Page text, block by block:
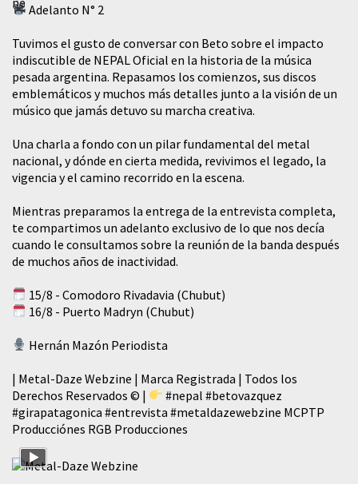
Adelanto N° 2
Tuvimos el gusto de conversar con Beto sobre el impacto
indiscutible de NEPAL Oficial en la historia de la música
pesada argentina. Repasamos los comienzos, sus discos
emblemáticos y muchos más detalles junto a la visión de un
músico que jamás detuvo su marcha creativa.
​Una charla a fondo con un pilar fundamental del metal
nacional, y dónde en cierta medida, revivimos el legado, la
vigencia y el camino recorrido en la escena.
Mientras preparamos la entrega de la entrevista completa,
te compartimos un adelanto exclusivo de lo que nos decía
cuando le consultamos sobre la reunión de la banda después
de muchos años de inactividad.
15/8 - Comodoro Rivadavia (Chubut)
16/8 - Puerto Madryn (Chubut)
Hernán Mazón Periodista
| Metal-Daze Webzine | Marca Registrada | Todos los
Derechos Reservados © |
#nepal #betovazquez
#girapatagonica #entrevista #metaldazewebzine MCPTP
Producciónes RGB Producciones